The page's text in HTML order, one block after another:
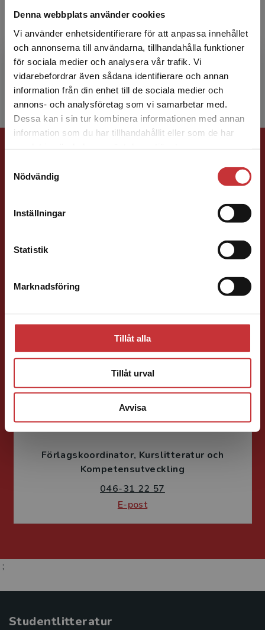
Denna webbplats använder cookies
Vi använder enhetsidentifierare för att anpassa innehållet
och annonserna till användarna, tillhandahålla funktioner
för sociala medier och analysera vår trafik. Vi
vidarebefordrar även sådana identifierare och annan
information från din enhet till de sociala medier och
annons- och analysföretag som vi samarbetar med.
Dessa kan i sin tur kombinera informationen med annan
information som du har tillhandahållit eller som de har
Nödvändig
Inställningar
Statistik
Marknadsföring
Tillåt alla
Tillåt urval
Avvisa
Begränsad fraktregion
Det verkar som att du besöker
studentlitteratur.se via en enhet utanför Sverige.
Vi erbjuder inte leveranser utanför Sverige. För
att kunna slutföra ett köp måste
Nikos Macheridis
Nikos Macheridis är verksam som forskare och
lärare vid ­Företags­ekonomiska institutionen
Ekonomihög­skolan, Lunds ­universitet.
Förlagskontakt
Forskningsmetodik
E-post
Fritjof Janson
Förlagskoordinator Kurslitteratur och
Kompetensutveckling
046-31 22 57
E-post
;
Studentlitteratur